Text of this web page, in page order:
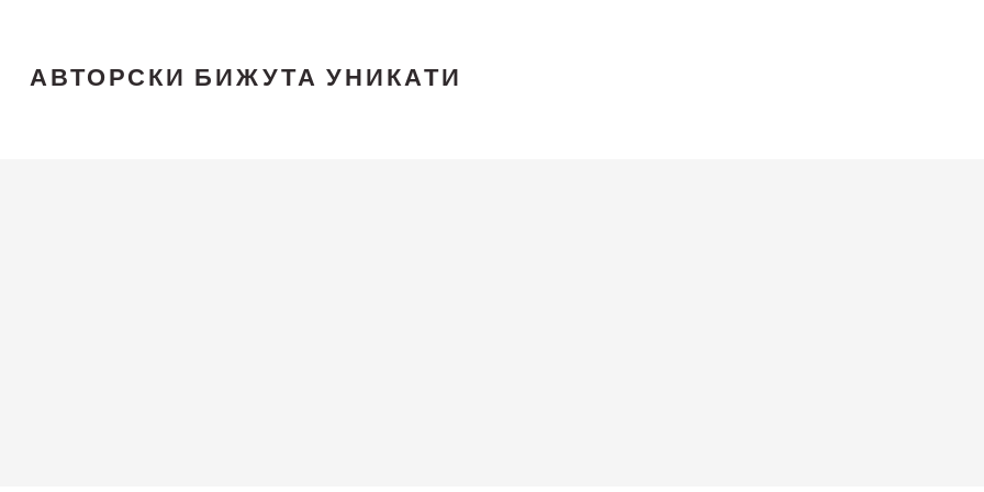
АВТОРСКИ БИЖУТА УНИКАТИ